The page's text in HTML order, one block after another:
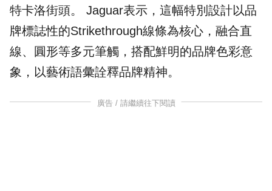
特卡洛街頭。 Jaguar表示，這幅特別設計以品
牌標誌性的Strikethrough線條為核心，融合直
線、圓形等多元筆觸，搭配鮮明的品牌色彩意
象，以藝術語彙詮釋品牌精神。
廣告 / 請繼續往下閱讀